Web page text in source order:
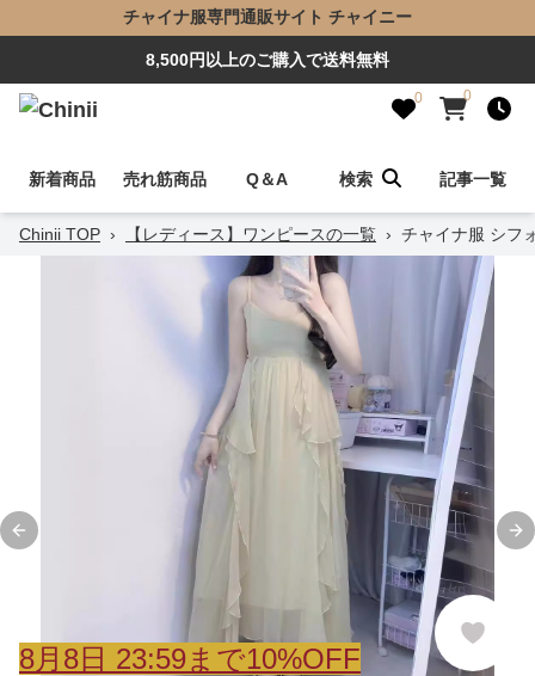
チャイナ服専門通販サイト チャイニー
8,500円以上のご購入で送料無料
0 0
新着商品 売れ筋商品 Q＆A 検索 記事一覧
Chinii TOP › 【レディース】ワンピースの一覧 › チャイナ服 シフ
Previous slide
8月 8日 23:59まで10%OFF